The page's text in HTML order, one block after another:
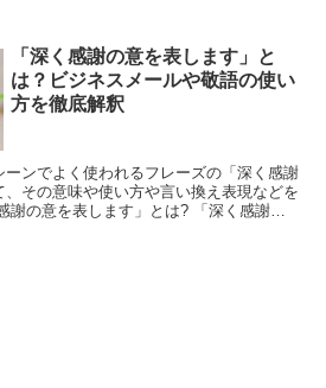
「深く感謝の意を表します」と
は？ビジネスメールや敬語の使い
方を徹底解釈
ンでよく使われるフレーズの「深く感謝
その意味や使い方や言い換え表現などを
謝の意を表します」とは? 「深く感謝の